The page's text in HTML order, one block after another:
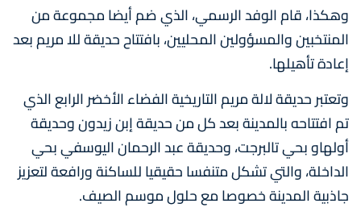
وهكذا، قام الوفد الرسمي، الذي ضم أيضا مجموعة من
المنتخبين والمسؤولين المحليين، بافتتاح حديقة للا مريم بعد
إعادة تأهيلها.
وتعتبر حديقة لالة مريم التاريخية الفضاء الأخضر الرابع الذي
تم افتتاحه بالمدينة بعد كل من حديقة إبن زيدون وحديقة
أولهاو بحي تالبرجت، وحديقة عبد ‏الرحمان اليوسفي بحي
الداخلة، والتي تشكل متنفسا حقيقيا للساكنة ورافعة لتعزيز
جاذبية المدينة خصوصا مع حلول موسم الصيف.